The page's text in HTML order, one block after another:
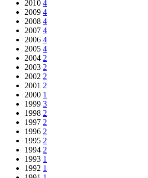
2010 4
2009 4
2008 4
2007 4
2006 4
2005 4
2004 2
2003 2
2002 2
2001 2
2000 1
1999 3
1998 2
1997 2
1996 2
1995 2
1994 2
1993 1
1992 1